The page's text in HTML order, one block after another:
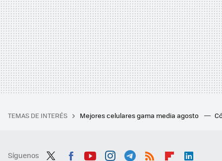
TEMAS DE INTERÉS Mejores celulares gama media agosto
Síguenos